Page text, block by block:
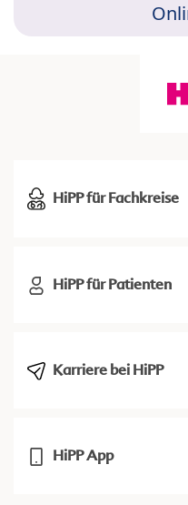
HiPP für Fachkreise
HiPP für Patienten
Karriere bei HiPP
HiPP App